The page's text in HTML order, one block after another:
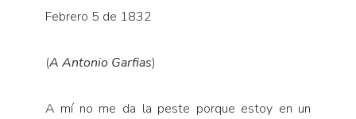
Febrero 5 de 1832
(A Antonio Garfias)
A mí no me da la peste porque estoy en un